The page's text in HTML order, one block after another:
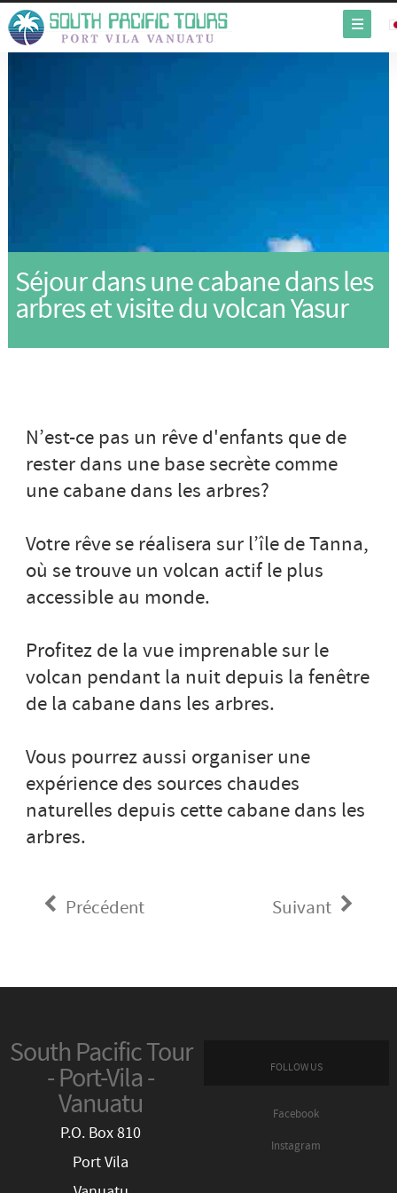
Séjour dans une cabane dans les
arbres et visite du volcan Yasur
N’est-ce pas un rêve d'enfants que de
rester dans une base secrète comme
une cabane dans les arbres?
Votre rêve se réalisera sur l’île de Tanna,
où se trouve un volcan actif le plus
accessible au monde.
Profitez de la vue imprenable sur le
volcan pendant la nuit depuis la fenêtre
de la cabane dans les arbres.
Vous pourrez aussi organiser une
expérience des sources chaudes
naturelles depuis cette cabane dans les
arbres.
Précédent Suivant
South Pacific Tour
- Port-Vila -
Vanuatu
P.O. Box 810
Port Vila
FOLLOW US
Facebook
Instagram